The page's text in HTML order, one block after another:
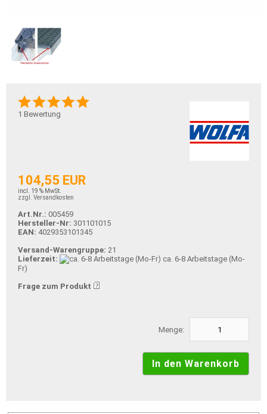
1 Bewertung
104,55 EUR
incl. 19 % MwSt.
zzgl. Versandkosten
Art.Nr.: 005459
Hersteller-Nr: 301101015
EAN: 4029353101345
Versand-Warengruppe: 21
Lieferzeit:
ca. 6-8 Arbeitstage (Mo-
Fr)
Frage zum Produkt
Menge: